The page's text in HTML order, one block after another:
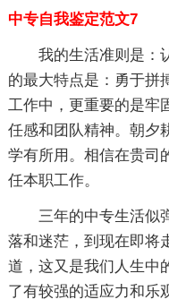
中专自我鉴定范文7
我的生活准则是：
的最大特点是：勇于拼
工作中，更重要的是牢
任感和团队精神。朝夕
学有所用。相信在贵司
任本职工作。
三年的中专生活似
落和迷茫，到现在即将
道，这又是我们人生中
了有较强的适应力和乐